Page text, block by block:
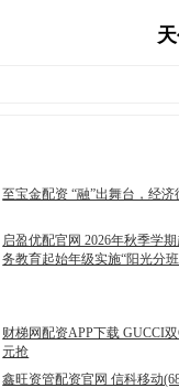
至宝金配资 “融”出舞台，经
启盈优配官网 2026年秋季学
务教育起始年级实施“阳光分
财梯网配资APP下载 GUCCI
元抢
鑫旺资管配资官网 信科移动